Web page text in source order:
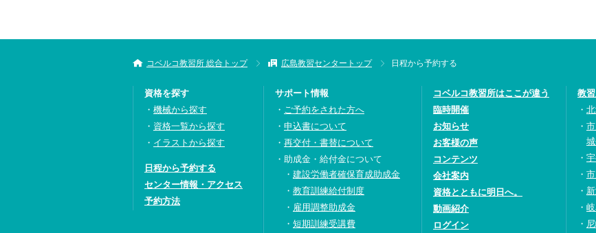
コベルコ教習所 総合トップ 広島教習センタートップ 日程から予約する
資格を探す
機械から探す
資格一覧から探す
イラストから探す
日程から予約する
センター情報・アクセス
予約方法
サポート情報
ご予約をされた方へ
申込書について
再交付・書替について
助成金・給付金について
建設労働者確保育成助成金
教育訓練給付制度
雇用調整助成金
短期訓練受講費
コベルコ教習所はここが違う
臨時開催
お知らせ
お客様の声
コンテンツ
会社案内
資格とともに明日へ。
動画紹介
ログイン
教